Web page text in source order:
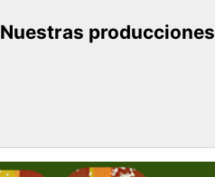
Nuestras producciones